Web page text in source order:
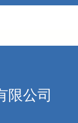
限公司